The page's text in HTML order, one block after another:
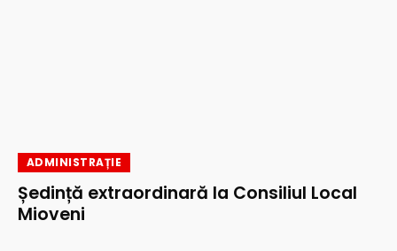
ADMINISTRAȚIE
Ședință extraordinară la Consiliul Local
Mioveni